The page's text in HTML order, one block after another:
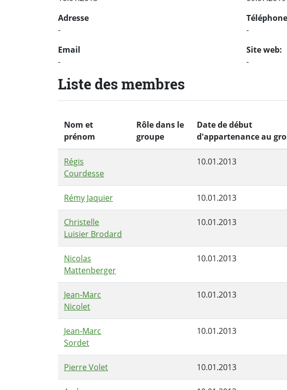
Adresse
-
Téléphone
-
Email
-
Site web:
-
Liste des membres
Nom et
prénom
Rôle dans le
groupe
Date de début
d'appartenance au
Régis
Courdesse
10.01.2013
Rémy Jaquier 10.01.2013
Christelle
Luisier Brodard
10.01.2013
Nicolas
Mattenberger
10.01.2013
Jean-Marc
Nicolet
10.01.2013
Jean-Marc
Sordet
10.01.2013
Pierre Volet 10.01.2013